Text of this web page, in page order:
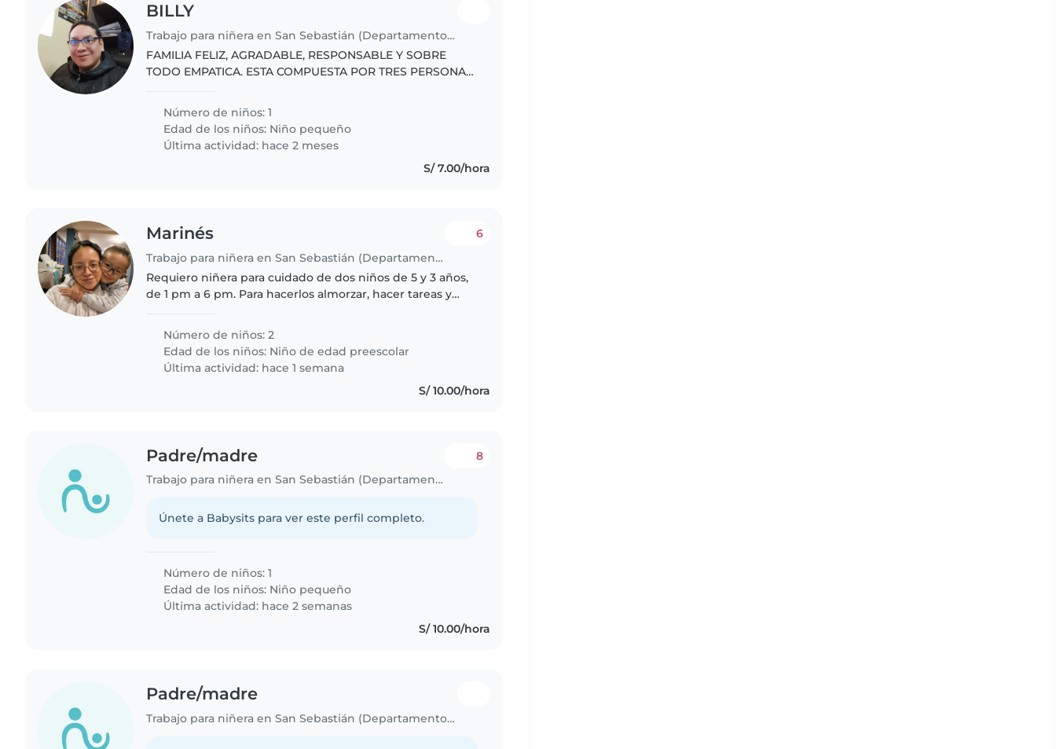
BILLY
Trabajo para niñera en San Sebastián (Departamento de Cusco)
FAMILIA FELIZ, AGRADABLE, RESPONSABLE Y SOBRE
TODO EMPATICA. ESTA COMPUESTA POR TRES PERSONAS
Y ASISTENCIA A MI HIJA
Número de niños: 1
Edad de los niños: Niño pequeño
Última actividad: hace 2 meses
S/ 7.00/hora
Marinés
Trabajo para niñera en San Sebastián (Departamento de Cusco)
6
Requiero niñera para cuidado de dos niños de 5 y 3 años,
de 1 pm a 6 pm. Para hacerlos almorzar, hacer tareas y
Número de niños: 2
Edad de los niños: Niño de edad preescolar
Última actividad: hace 1 semana
S/ 10.00/hora
Padre/madre
Trabajo para niñera en San Sebastián (Departamento de Cusco)
8
Únete a Babysits para ver este perfil completo.
Número de niños: 1
Edad de los niños: Niño pequeño
Última actividad: hace 2 semanas
S/ 10.00/hora
Padre/madre
Trabajo para niñera en San Sebastián (Departamento de Cusco)